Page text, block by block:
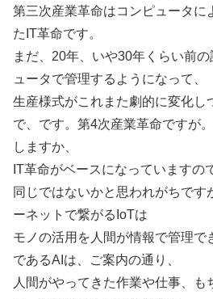
第三次産業革命はコンピュータに
たIT革命です。
まだ、20年、いや30年くらい前
ュータで管理するようになって、
生産様式がこれまた劇的に変化し
で、です。第4次産業革命ですが
しますか、
IT革命がベースになっていますの
同じではないかと思われがちです
ーネットで繋がるIoTは
モノの活用を人間が情報で管理で
であるAIは、ご案内の通り、
人間がやってきた作業や仕事、も